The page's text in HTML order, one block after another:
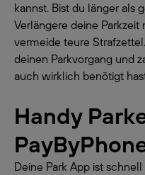
kannst. Bist du länger als
Verlängere deine
vermeide teure
deinen Parkvorgang und
auch wirklich benötigt
Handy
Deine Park App ist